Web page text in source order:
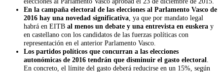
En la campaña electoral de las elecciones al Parlamento Vasco de
2016 hay una novedad significativa, ya que por mandato legal
habrá en EITB al menos un debate y una entrevista en euskera y
en castellano con los candidatos de las fuerzas políticas con
representación en el anterior Parlamento Vasco.
Los partidos políticos que concurran a las elecciones
autonómicas de 2016 tendrán que disminuir el gasto electoral.
En concreto, el límite del gasto deberá reducirse en un 15%, según